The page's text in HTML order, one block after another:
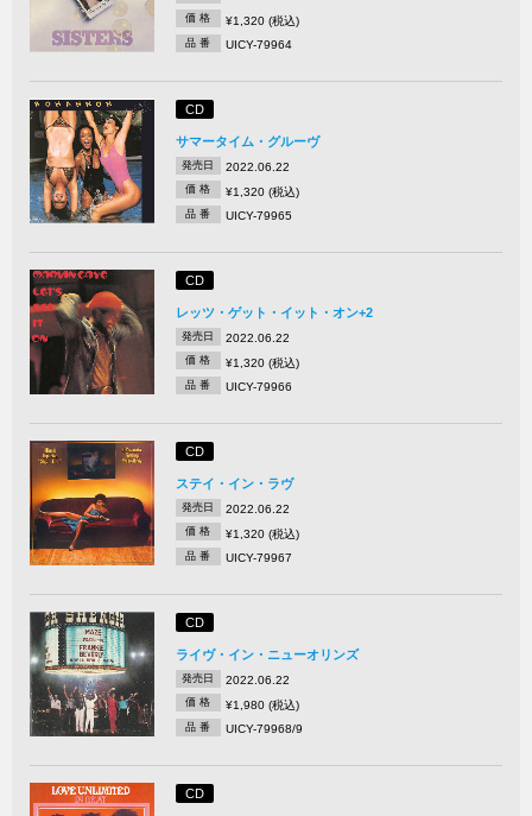
価 格 ¥1,320 (税込)
品 番 UICY-79964
CD
サマータイム・グルーヴ
発売日 2022.06.22
価 格 ¥1,320 (税込)
品 番 UICY-79965
CD
レッツ・ゲット・イット・オン+2
発売日 2022.06.22
価 格 ¥1,320 (税込)
品 番 UICY-79966
CD
ステイ・イン・ラヴ
発売日 2022.06.22
価 格 ¥1,320 (税込)
品 番 UICY-79967
CD
ライヴ・イン・ニューオリンズ
発売日 2022.06.22
価 格 ¥1,980 (税込)
品 番 UICY-79968/9
CD